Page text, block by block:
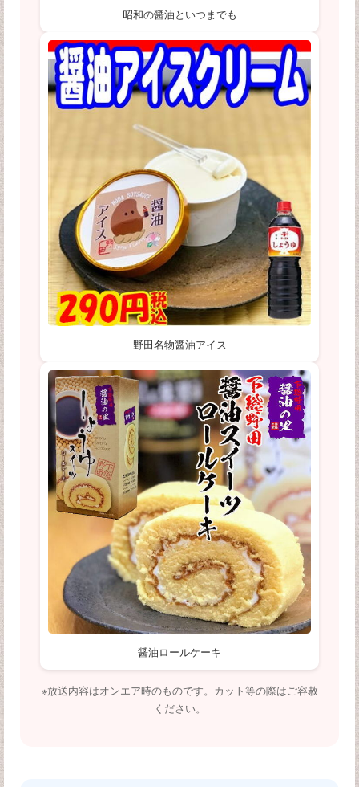
昭和の醤油といつまでも
野田名物醤油アイス
醤油ロールケーキ
※放送内容はオンエア時のものです。カット等の際はご容赦
ください。